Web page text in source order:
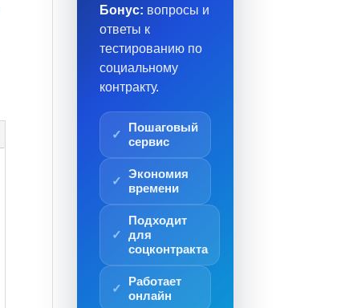
Бонус: вопросы и
ответы к
тестированию по
социальному
контракту.
Пошаговый
сервис
Экономия
времени
Подходит
для
соцконтракта
Работает
онлайн